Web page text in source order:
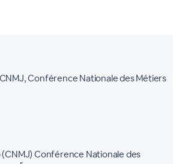
Conférence Nationale des Métiers
Conférence Nationale des